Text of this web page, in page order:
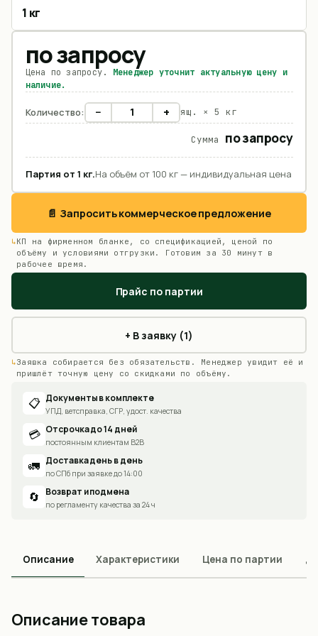
1 кг
по запросу
Цена по запросу. Менеджер уточнит актуальную цену и
наличие.
Количество: − + ящ. × 5 кг
Сумма по запросу
Партия от 1 кг.На объём от 100 кг — индивидуальная цена
📄 Запросить коммерческое предложение
КП на фирменном бланке, со спецификацией, ценой по
объёму и условиями отгрузки. Готовим за 30 минут в
рабочее время.
Прайс по партии
+ В заявку (1)
Заявка собирается без обязательств. Менеджер увидит её и
пришлёт точную цену со скидками по объёму.
📋 Документы в комплекте
УПД, ветсправка, СГР, удост. качества
💳 Отсрочка до 14 дней
постоянным клиентам B2B
🚛 Доставка день в день
по СПб при заявке до 14:00
🔄 Возврат и подмена
по регламенту качества за 24 ч
Описание Характеристики Цена по партии
Описание товара